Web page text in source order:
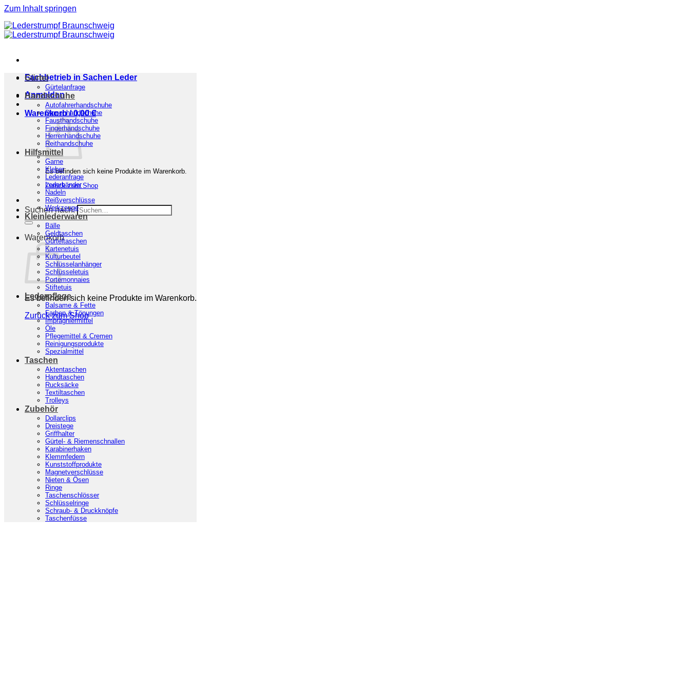
Zum Inhalt springen
Fachbetrieb in Sachen Leder
Anmelden
Warenkorb /0,00€
Es befinden sich keine Produkte im Warenkorb.
Zurück zum Shop
Suchen nach:
Warenkorb
Es befinden sich keine Produkte im Warenkorb.
Zurück zum Shop
Gürtel
Gürtelanfrage
Handschuhe
Autofahrerhandschuhe
Damenhandschuhe
Fausthandschuhe
Fingerhandschuhe
Herrenhandschuhe
Reithandschuhe
Hilfsmittel
Garne
Kleber
Lederanfrage
Lederbänder
Nadeln
Reißverschlüsse
Werkzeuge
Kleinlederwaren
Bälle
Geldtaschen
Gürteltaschen
Kartenetuis
Kulturbeutel
Schlüsselanhänger
Schlüsseletuis
Portemonnaies
Stiftetuis
Lederpflege
Balsame & Fette
Farben & Tönungen
Imprägniermittel
Öle
Pflegemittel & Cremen
Reinigungsprodukte
Spezialmittel
Taschen
Aktentaschen
Handtaschen
Rucksäcke
Textiltaschen
Trolleys
Zubehör
Dollarclips
Dreistege
Griffhalter
Gürtel- & Riemenschnallen
Karabinerhaken
Klemmfedern
Kunststoffprodukte
Magnetverschlüsse
Nieten & Ösen
Ringe
Taschenschlösser
Schlüsselringe
Schraub- & Druckknöpfe
Taschenfüsse